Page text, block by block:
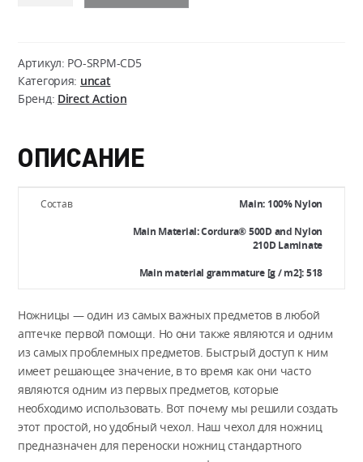
SHEARS
Pouch
Modular
Артикул: PO-SRPM-CD5
Категория: uncat
Бренд: Direct Action
ОПИСАНИЕ
Состав
Main: 100% Nylon
Main Material: Cordura® 500D and Nylon
210D Laminate
Main material grammature [g / m2]: 518
Ножницы — один из самых важных предметов в любой
аптечке первой помощи. Но они также являются и одним
из самых проблемных предметов. Быстрый доступ к ним
имеет решающее значение, в то время как они часто
являются одним из первых предметов, которые
необходимо использовать. Вот почему мы решили создать
этот простой, но удобный чехол. Наш чехол для ножниц
предназначен для переноски ножниц стандартного